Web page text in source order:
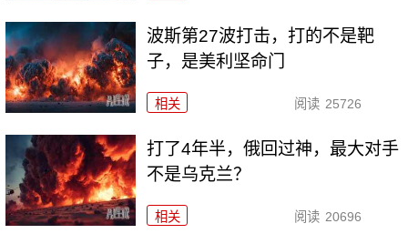
波斯第27波打击，打的不是靶
子，是美利坚命门
相关 阅读 25726
打了4年半，俄回过神，最大对手
不是乌克兰？
相关 阅读 20696